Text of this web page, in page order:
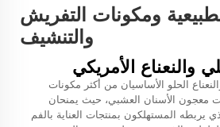
ومكونات التفريش
والتنشيف
والنعناع الأمريكي
الحلو الأساسيان من أكثر مكونات
معجون الأسنان العشبي، حيث يمنحان
يربطه المستهلكون بمنتجات العناية بالفم